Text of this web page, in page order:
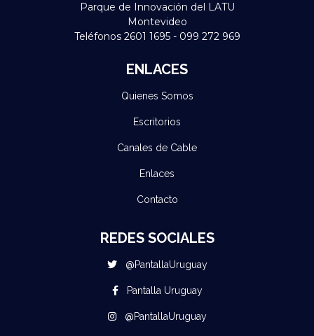
Parque de Innovación del LATU
Montevideo
Teléfonos 2601 1695 - 099 272 969
ENLACES
Quienes Somos
Escritorios
Canales de Cable
Enlaces
Contacto
REDES SOCIALES
@PantallaUruguay
Pantalla Uruguay
@PantallaUruguay